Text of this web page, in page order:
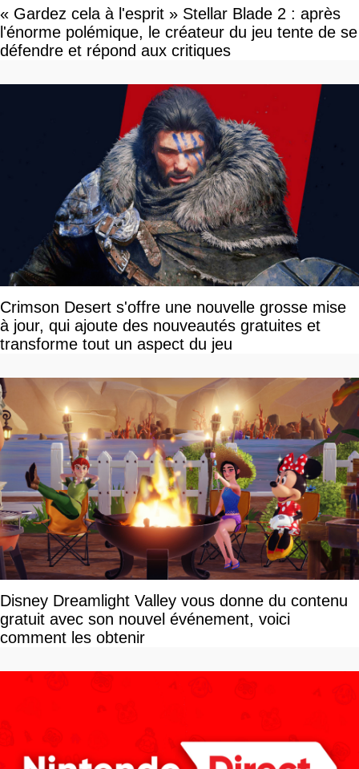
« Gardez cela à l'esprit » Stellar Blade 2 : après
l'énorme polémique, le créateur du jeu tente de se
défendre et répond aux critiques
Crimson Desert s'offre une nouvelle grosse mise
à jour, qui ajoute des nouveautés gratuites et
transforme tout un aspect du jeu
Disney Dreamlight Valley vous donne du contenu
gratuit avec son nouvel événement, voici
comment les obtenir